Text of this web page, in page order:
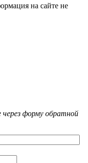
на сайте не
форму обратной